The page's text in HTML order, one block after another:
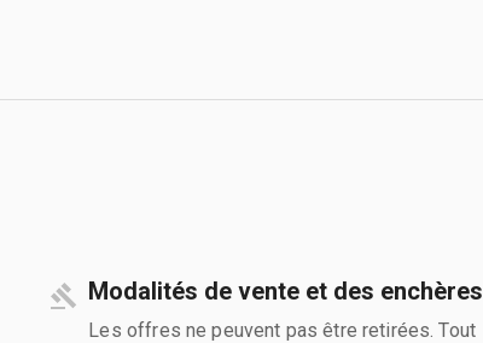
Modalités de vente et des enchères
Les offres ne peuvent pas être retirées. Tout